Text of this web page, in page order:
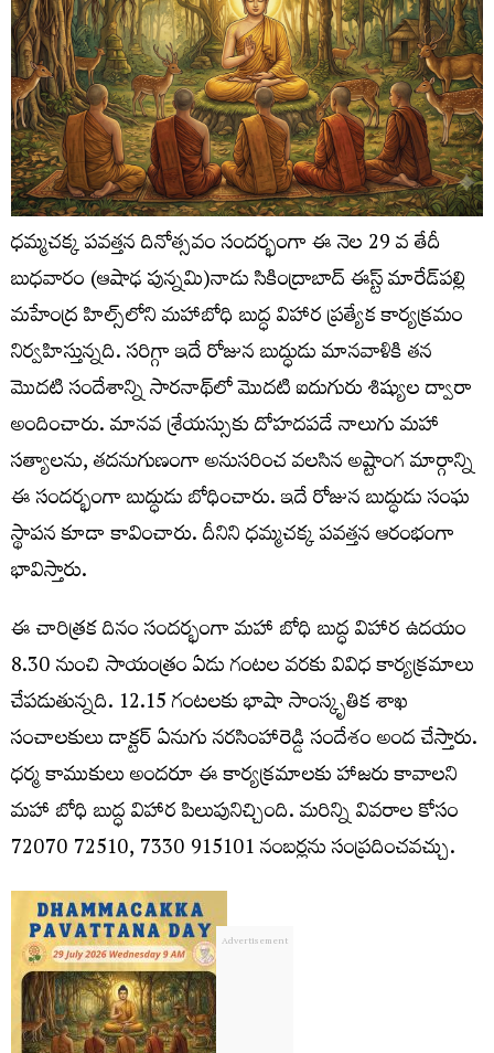
ధమ్మచక్క పవత్తన దినోత్సవం సందర్భంగా ఈ నెల 29 వ తేదీ
బుధవారం (ఆషాఢ పున్నమి)నాడు సికింద్రాబాద్ ఈస్ట్ మారేడ్‌పల్లి
మహేంద్ర హిల్స్‌లోని మహాబోధి బుద్ధ విహార ప్రత్యేక కార్యక్రమం
నిర్వహిస్తున్నది. సరిగ్గా ఇదే రోజున బుద్ధుడు మానవాళికి తన
మొదటి సందేశాన్ని సారనాథ్‌లో మొదటి ఐదుగురు శిష్యుల ద్వారా
అందించారు. మానవ శ్రేయస్సుకు దోహదపడే నాలుగు మహా
సత్యాలను, తదనుగుణంగా అనుసరించ వలసిన అష్టాంగ మార్గాన్ని
ఈ సందర్భంగా బుద్ధుడు బోధించారు. ఇదే రోజున బుద్ధుడు సంఘ
స్థాపన కూడా కావించారు. దీనిని ధమ్మచక్క పవత్తన ఆరంభంగా
భావిస్తారు.
ఈ చారిత్రక దినం సందర్భంగా మహా బోధి బుద్ధ విహార ఉదయం
8.30 నుంచి సాయంత్రం ఏడు గంటల వరకు వివిధ కార్యక్రమాలు
చేపడుతున్నది. 12.15 గంటలకు భాషా సాంస్కృతిక శాఖ
సంచాలకులు డాక్టర్ ఏనుగు నరసింహారెడ్డి సందేశం అంద చేస్తారు.
ధర్మ కాముకులు అందరూ ఈ కార్యక్రమాలకు హాజరు కావాలని
మహా బోధి బుద్ధ విహార పిలుపునిచ్చింది. ‪‪‪‪మరిన్ని వివరాల కోసం
72070 72510‬‬‬‬, ‪‪‪7330 915101 నంబర్లను సంప్రదించవచ్చు.